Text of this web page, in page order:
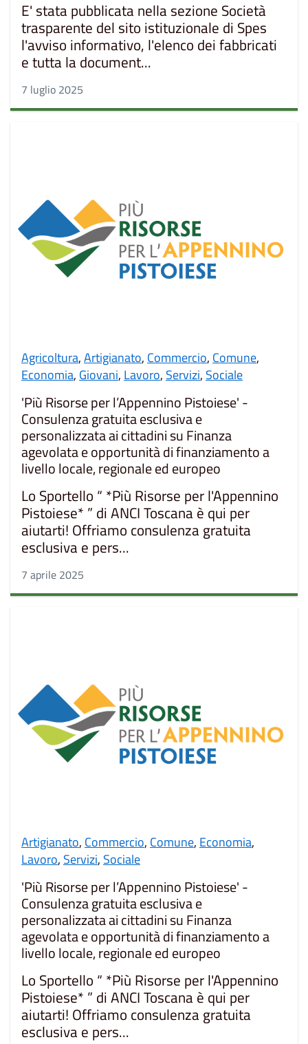
E' stata pubblicata nella sezione Società
trasparente del sito istituzionale di Spes
l'avviso informativo, l'elenco dei fabbricati
e tutta la document...
7 luglio 2025
Agricoltura,Artigianato, Commercio, Comune,
Economia, Giovani, Lavoro, Servizi, Sociale
'Più Risorse per l’Appennino Pistoiese' -
Consulenza gratuita esclusiva e
personalizzata ai cittadini su Finanza
agevolata e opportunità di finanziamento a
livello locale, regionale ed europeo
Lo Sportello “ *Più Risorse per l'Appennino
Pistoiese* ” di ANCI Toscana è qui per
aiutarti! Offriamo consulenza gratuita
esclusiva e pers...
7 aprile 2025
Artigianato, Commercio, Comune, Economia,
Lavoro, Servizi, Sociale
'Più Risorse per l’Appennino Pistoiese' -
Consulenza gratuita esclusiva e
personalizzata ai cittadini su Finanza
agevolata e opportunità di finanziamento a
livello locale, regionale ed europeo
Lo Sportello “ *Più Risorse per l'Appennino
Pistoiese* ” di ANCI Toscana è qui per
aiutarti! Offriamo consulenza gratuita
esclusiva e pers...